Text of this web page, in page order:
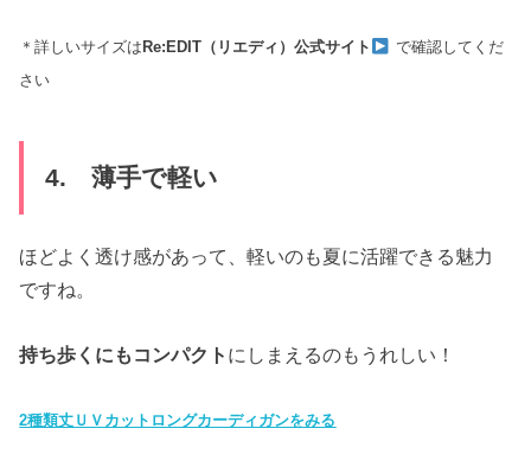
＊詳しいサイズは Re:EDIT（リエディ）公式サイト
で確認してくだ
さい
4. 薄手で軽い
ほどよく透け感があって、軽いのも夏に活躍できる魅力
ですね。
持ち歩くにもコンパクト にしまえるのもうれしい！
2種類丈ＵＶカットロングカーディガンをみる